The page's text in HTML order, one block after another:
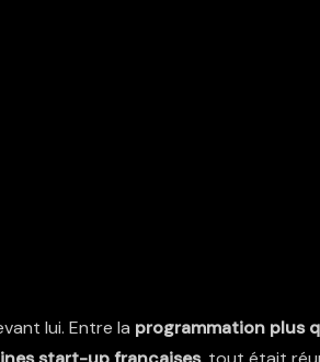
lui. Entre la programmation plus